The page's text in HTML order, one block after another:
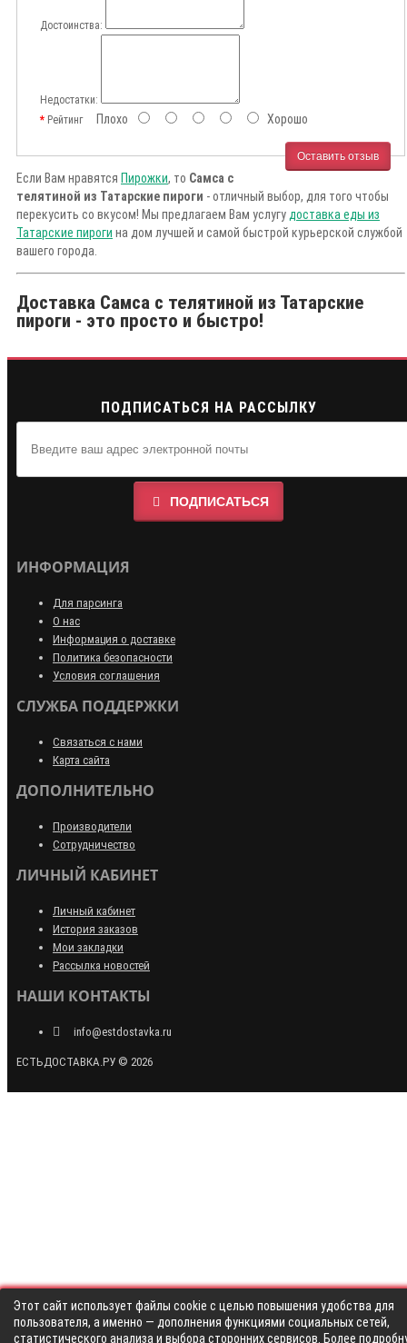
Достоинства:
Недостатки:
РейтингПлохо Хорошо
Оставить отзыв
Если Вам нравятся Пирожки, то Самса с
телятиной из Татарские пироги - отличный выбор, для того чтобы
перекусить со вкусом! Мы предлагаем Вам услугу доставка еды из
Татарские пироги на дом лучшей и самой быстрой курьерской службой
вашего города.
Доставка Самса с телятиной из Татарские
пироги - это просто и быстро!
ПОДПИСАТЬСЯ НА РАССЫЛКУ
ПОДПИСАТЬСЯ
ИНФОРМАЦИЯ
Для парсинга
О нас
Информация о доставке
Политика безопасности
Условия соглашения
СЛУЖБА ПОДДЕРЖКИ
Связаться с нами
Карта сайта
ДОПОЛНИТЕЛЬНО
Производители
Сотрудничество
ЛИЧНЫЙ КАБИНЕТ
Личный кабинет
История заказов
Мои закладки
Рассылка новостей
НАШИ КОНТАКТЫ
info@estdostavka.ru
ЕСТЬДОСТАВКА.РУ © 2026
Этот сайт использует файлы cookie с целью повышения удобства для
пользователя, а именно — дополнения функциями социальных сетей,
статистического анализа и выбора сторонних сервисов. Более